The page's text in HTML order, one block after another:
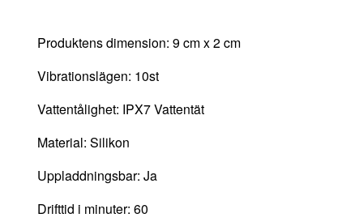
Produktens dimension: 9 cm x 2 cm
Vibrationslägen: 10st
Vattentålighet: IPX7 Vattentät
Material: Silikon
Uppladdningsbar: Ja
Drifttid i minuter: 60